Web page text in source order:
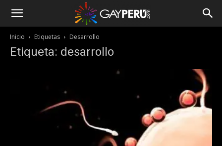
Inicio Etiquetas Desarrollo
Etiqueta: desarrollo